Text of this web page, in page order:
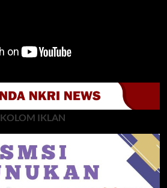
KOLOM IKLAN